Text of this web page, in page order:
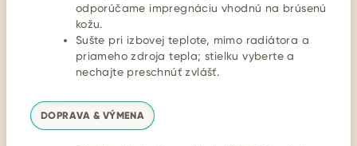
odporúčame impregnáciu vhodnú na brúsenú
kožu.
Sušte pri izbovej teplote, mimo radiátora a
priameho zdroja tepla; stielku vyberte a
nechajte preschnúť zvlášť.
DOPRAVA & VÝMENA